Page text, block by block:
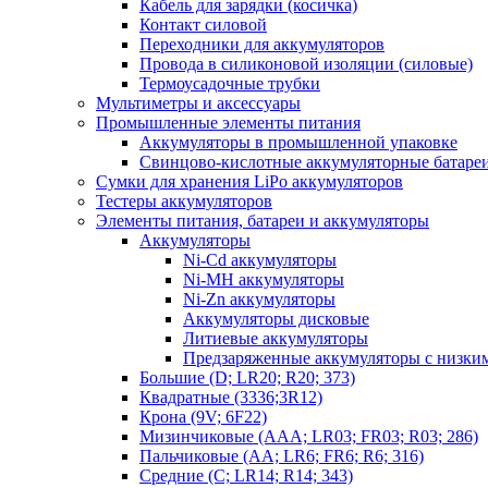
Кабель для зарядки (косичка)
Контакт силовой
Переходники для аккумуляторов
Провода в силиконовой изоляции (силовые)
Термоусадочные трубки
Мультиметры и аксессуары
Промышленные элементы питания
Аккумуляторы в промышленной упаковке
Свинцово-кислотные аккумуляторные
Сумки для хранения LiPo аккумуляторов
Тестеры аккумуляторов
Элементы питания, батареи и аккумуляторы
Аккумуляторы
Ni-Cd аккумуляторы
Ni-MH аккумуляторы
Ni-Zn аккумуляторы
Аккумуляторы дисковые
Литиевые аккумуляторы
Предзаряженные аккумуляторы с
Большие (D; LR20; R20; 373)
Квадратные (3336;3R12)
Крона (9V; 6F22)
Мизинчиковые (AAA; LR03; FR03; R03; 286)
Пальчиковые (AA; LR6; FR6; R6; 316)
Средние (C; LR14; R14; 343)